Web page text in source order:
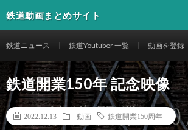
鉄道動画まとめサイト
鉄道ニュース 鉄道Youtuber 一覧 動画を登録
鉄道開業150年 記念映像
2022.12.13 動画 鉄道開業150周年